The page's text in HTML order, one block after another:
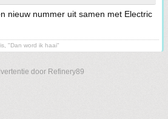
nieuw nummer uit samen met Electric
"Dan word ik haai"
door Refinery89